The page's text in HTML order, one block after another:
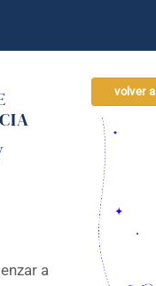
a
volver